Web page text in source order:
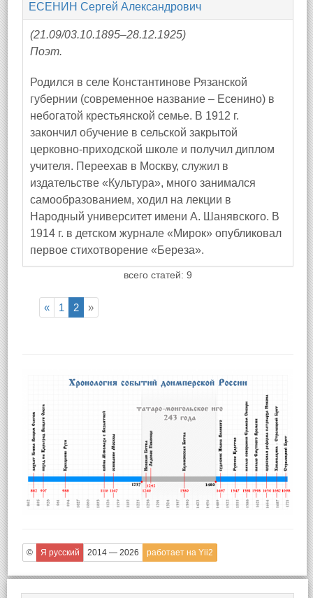
ЕСЕНИН Сергей Александрович
(21.09/03.10.1895–28.12.1925)
Поэт.
Родился в селе Константинове Рязанской
губернии (современное название – Есенино) в
небогатой крестьянской семье. В 1912 г.
закончил обучение в сельской закрытой
церковно-приходской школе и получил диплом
учителя. Переехав в Москву, служил в
издательстве «Культура», много занимался
самообразованием, ходил на лекции в
Народный университет имени А. Шанявского. В
1914 г. в детском журнале «Мирок» опубликовал
первое стихотворение «Береза».
всего статей: 9
« 1 2 »
© Я русский 2014 — 2026 работает на Yii2